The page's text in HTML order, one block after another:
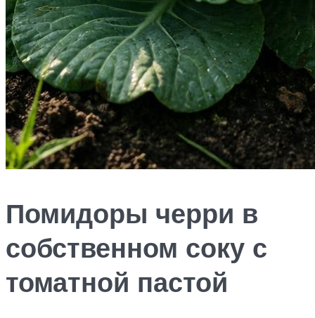
Помидоры черри в
собственном соку с
томатной пастой